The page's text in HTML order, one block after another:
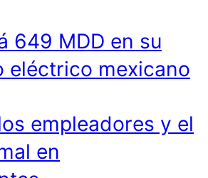
649 MDD en su
eléctrico mexicano
empleadores y el
en